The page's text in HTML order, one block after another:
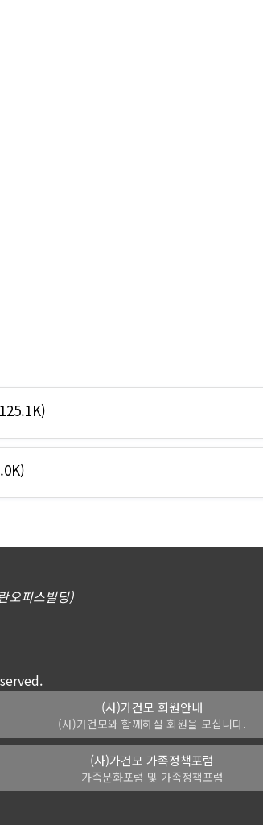
오피스빌딩)
(사)가건모 회원안내
(사)가건모와 함께하실 회원을 모십니다.
(사)가건모 가족정책포럼
가족문화포럼 및 가족정책포럼